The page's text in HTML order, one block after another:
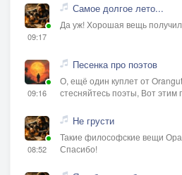
09:17
Самое долгое лето...
Да уж! Хорошая вещь
09:16
Песенка про поэтов
О, ещё один куплет от
стесняйтесь поэты, Вот этим
08:52
Не грусти
Такие философские вещи
Спасибо!